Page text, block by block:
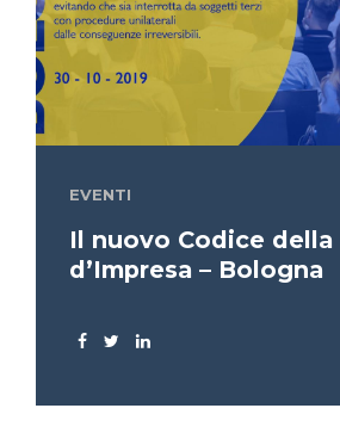
EVENTI
Il nuovo Codice della
d’Impresa – Bologna